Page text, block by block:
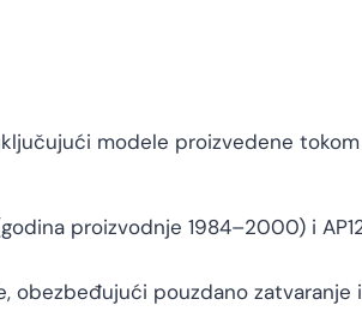
modele proizvedene
proizvodnje 1984–2000) i
obezbeđujući pouzdano zatvaranje